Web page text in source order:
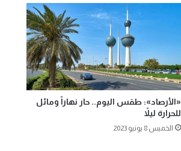
«الأرصاد»: طقس اليوم.. حار نهاراً ومائل
للحرارة ليلاً
الخميس 8 يونيو 2023